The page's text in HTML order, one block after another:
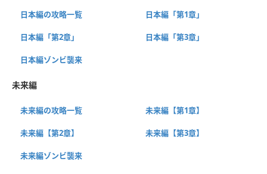
日本編の攻略一覧 日本編「第1章」
日本編「第2章」 日本編「第3章」
日本編ゾンビ襲来
未来編
未来編の攻略一覧 未来編【第1章】
未来編【第2章】 未来編【第3章】
未来編ゾンビ襲来